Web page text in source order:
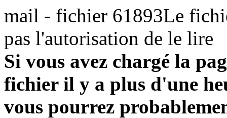
mail - fichier 61893Le
pas l'autorisation de le lire
Si vous avez chargé la
fichier il y a plus d'une
vous pourrez